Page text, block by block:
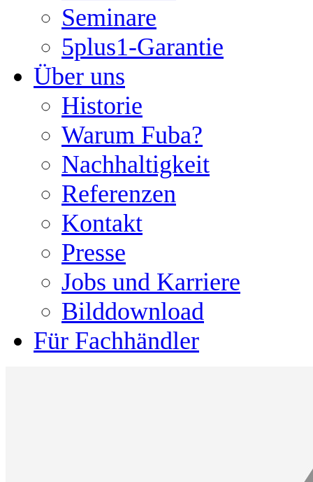
Seminare
5plus1-Garantie
Über uns
Historie
Warum Fuba?
Nachhaltigkeit
Referenzen
Kontakt
Presse
Jobs und Karriere
Bilddownload
Für Fachhändler